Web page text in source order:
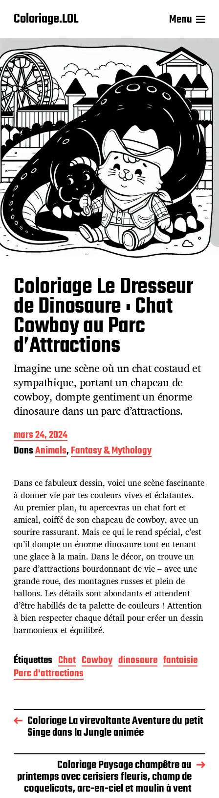
Coloriage.LOL Menu
Coloriage Le Dresseur
de Dinosaure : Chat
Cowboy au Parc
d’Attractions
Imagine une scène où un chat costaud et
sympathique, portant un chapeau de
cowboy, dompte gentiment un énorme
dinosaure dans un parc d’attractions.
D
a
t
e
p
u
b
l
i
c
a
t
i
o
n
mars 24, 2024
DansAnimals,Fantasy & Mythology
Dans ce fabuleux dessin, voici une scène fascinante
à donner vie par tes couleurs vives et éclatantes.
Au premier plan, tu apercevras un chat fort et
amical, coiffé de son chapeau de cowboy, avec un
sourire rassurant. Mais ce qui le rend spécial, c’est
qu’il dompte un énorme dinosaure tout en tenant
une glace à la main. Dans le décor, on trouve un
parc d’attractions bourdonnant de vie – avec une
grande roue, des montagnes russes et plein de
ballons. Les détails sont abondants et attendent
d’être habillés de ta palette de couleurs ! Attention
à bien respecter chaque détail pour créer un dessin
harmonieux et équilibré.
Étiquettes Chat Cowboy dinosaure fantaisie
Parc d'attractions
Coloriage La virevoltante Aventure du petit
Singe dans la Jungle animée
Coloriage Paysage champêtre au
printemps avec cerisiers fleuris, champ de
coquelicots, arc-en-ciel et moulin à vent